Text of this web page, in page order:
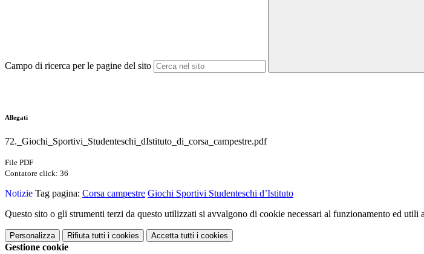
Campo di ricerca per le pagine del sito
Allegati
72._Giochi_Sportivi_Studenteschi_dIstituto_di_corsa_campestre.pdf
File PDF
Contatore click: 36
Notizie Tag pagina: Corsa campestre Giochi Sportivi Studenteschi d’Istituto
Questo sito o gli strumenti terzi da questo utilizzati si avvalgono di cookie necessari al funzionamento ed utili
Personalizza Rifiuta tutti i cookies Accetta tutti i cookies
Gestione cookie